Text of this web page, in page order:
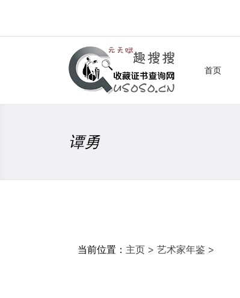
首页
谭勇
当前位置： 主页 > 艺术家年鉴 >